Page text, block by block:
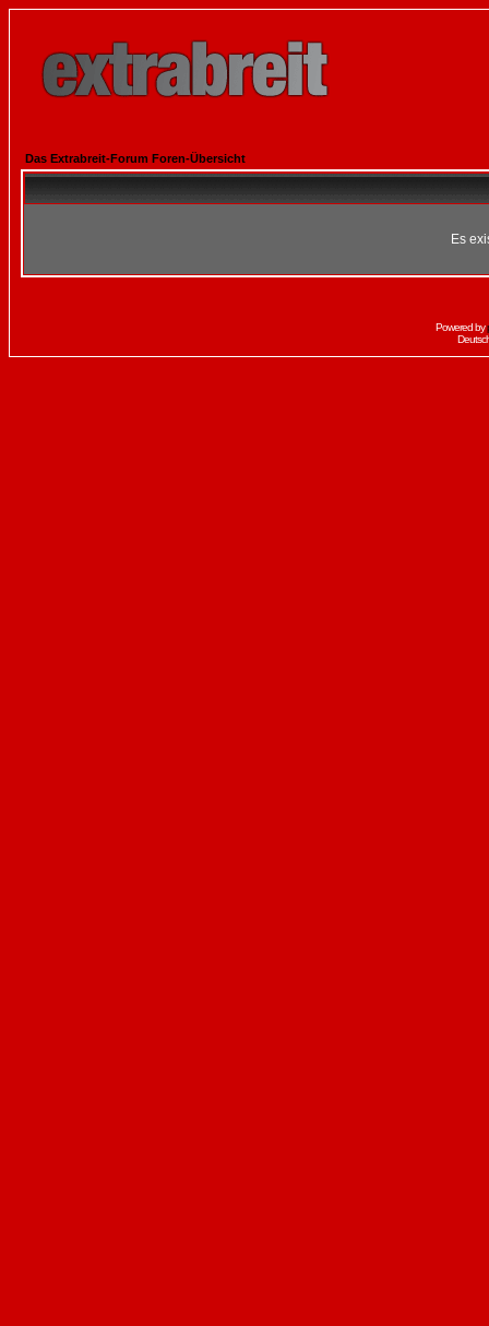
Das Extrabreit-Forum Foren-Übersicht
Es
Powered by